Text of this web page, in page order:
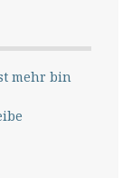
mehr bin